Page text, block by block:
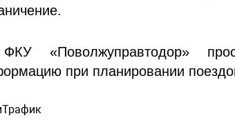
«Поволжуправтодор»
при планировании